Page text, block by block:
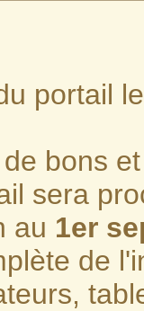
portail
bons
sera
au 1er
de